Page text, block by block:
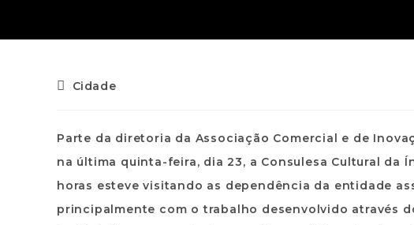
Cidade
Parte da diretoria da Associação Comercial e de
na última quinta-feira, dia 23, a Consulesa Cultural da
horas esteve visitando as dependência da entidade
principalmente com o trabalho desenvolvido através